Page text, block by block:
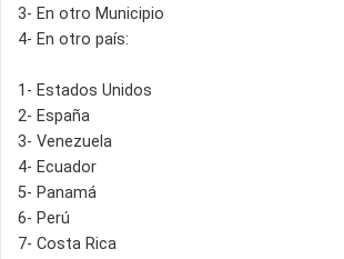
3- En otro Municipio
4- En otro país:
1- Estados Unidos
2- España
3- Venezuela
4- Ecuador
5- Panamá
6- Perú
7- Costa Rica